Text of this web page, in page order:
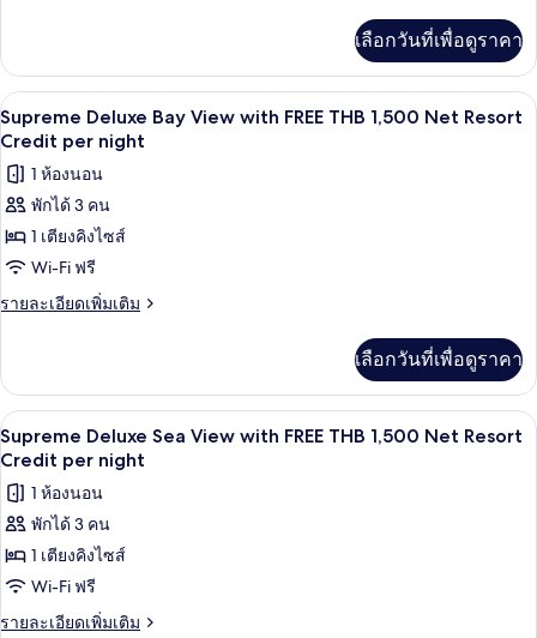
FREE
THB
1,500
Net
Resort
Credit
per
night
เกี่ยว
กับ
Supreme
Deluxe
View
with
THB
1,500
Resort
เลือกวันที่เพื่อดูราคา
เปิด
ภาพถ่าย
ทั้งหมด
ของ
Supreme
Deluxe
Bay
FREE
THB
1,500
Net
Resort
Credit
per
night
มินิบาร์, ตู้นิรภัยในห้องพัก, เตารีด/โต๊ะ
7
Supreme Deluxe Bay View with FREE THB 1,500 Net Resort
Credit per night
1 ห้องนอน
พักได้ 3 คน
1 เตียงคิงไซส์
Wi-Fi ฟรี
รายละเอียดเพิ่มเติม
ราย
เกี่ยว
กับ
Supreme
Deluxe
View
with
THB
1,500
Resort
เลือกวันที่เพื่อดูราคา
เปิด
ภาพถ่าย
ทั้งหมด
ของ
Supreme
Deluxe
Sea
6
Supreme Deluxe Sea View with FREE THB 1,500 Net Resort
Credit per night
1 ห้องนอน
พักได้ 3 คน
1 เตียงคิงไซส์
Wi-Fi ฟรี
รายละเอียดเพิ่มเติม
ราย